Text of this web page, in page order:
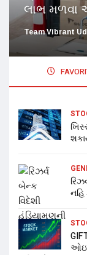
લાભ
Team Vibrant